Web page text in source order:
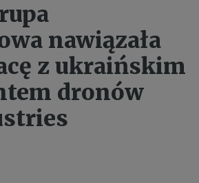
nawiązała
z ukraińskim
dronów